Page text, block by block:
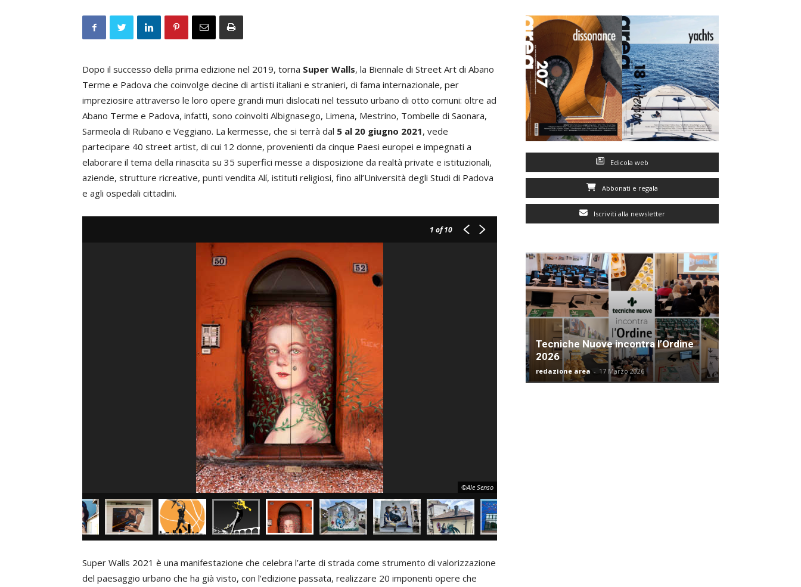
Dopo il successo della prima edizione nel 2019, torna Super Walls, la Biennale di Street Art di Abano
Terme e Padova che coinvolge decine di artisti italiani e stranieri, di fama internazionale, per
impreziosire attraverso le loro opere grandi muri dislocati nel tessuto urbano di otto comuni: oltre ad
Abano Terme e Padova, infatti, sono coinvolti Albignasego, Limena, Mestrino, Tombelle di Saonara,
Sarmeola di Rubano e Veggiano. La kermesse, che si terrà dal 5 al 20 giugno 2021, vede
partecipare 40 street artist, di cui 12 donne, provenienti da cinque Paesi europei e impegnati a
elaborare il tema della rinascita su 35 superfici messe a disposizione da realtà private e istituzionali,
aziende, strutture ricreative, punti vendita Alí, istituti religiosi, fino all’Università degli Studi di Padova
e agli ospedali cittadini.
1 of 10
©Ale Senso
Super Walls 2021 è una manifestazione che celebra l’arte di strada come strumento di valorizzazione
del paesaggio urbano che ha già visto, con l’edizione passata, realizzare 20 imponenti opere che
Edicola web
Abbonati e regala
Iscriviti alla newsletter
Tecniche Nuove incontra l’Ordine
2026
redazione area - 17 Marzo 2026